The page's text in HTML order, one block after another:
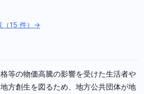
（15 件）→
等の物価高騰の影響を受けた生活者や
方創生を図るため、地方公共団体が地